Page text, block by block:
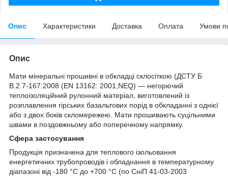
Опис Характеристики Доставка Оплата Умови
Опис
Мати мінеральні прошивні в обкладці склосіткою (ДСТУ Б
В.2.7-167:2008 (EN 13162: 2001,NEQ) — негорючий
теплоізоляційний рулонний матеріал, виготовлений із
розплавлення гірських базальтових порід в обкладанні з однієї
або з двох боків скломережею. Мати прошивають суцільними
швами в поздовжньому або поперечному напрямку.
Сфера застосування
Продукція призначена для теплового ізольовання
енергетичних трубопроводів і обладнання в температурному
діапазоні від -180 °C до +700 °C (по СніП 41-03-2003